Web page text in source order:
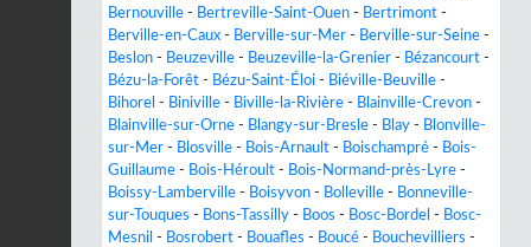
Bernouville - Bertreville-Saint-Ouen - Bertrimont -
Berville-en-Caux - Berville-sur-Mer - Berville-sur-Seine -
Beslon - Beuzeville - Beuzeville-la-Grenier - Bézancourt -
Bézu-la-Forêt - Bézu-Saint-Éloi - Biéville-Beuville -
Bihorel - Biniville - Biville-la-Rivière - Blainville-Crevon -
Blainville-sur-Orne - Blangy-sur-Bresle - Blay - Blonville-
sur-Mer - Blosville - Bois-Arnault - Boischampré - Bois-
Guillaume - Bois-Héroult - Bois-Normand-près-Lyre -
Boissy-Lamberville - Boisyvon - Bolleville - Bonneville-
sur-Touques - Bons-Tassilly - Boos - Bosc-Bordel - Bosc-
Mesnil - Bosrobert - Bouafles - Boucé - Bouchevilliers -